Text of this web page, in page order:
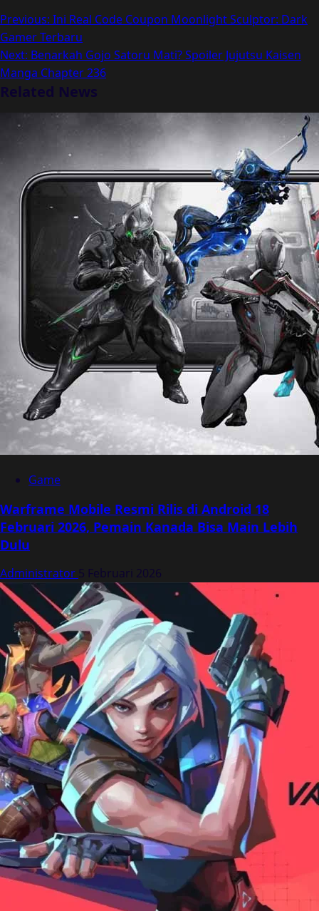
Previous: Ini Real Code Coupon Moonlight Sculptor: Dark
Gamer Terbaru
Next: Benarkah Gojo Satoru Mati? Spoiler Jujutsu Kaisen
Manga Chapter 236
Related News
Game
Warframe Mobile Resmi Rilis di Android 18
Februari 2026, Pemain Kanada Bisa Main Lebih
Dulu
Administrator 5 Februari 2026